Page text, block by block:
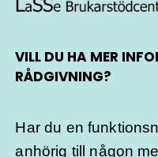
VILL DU HA MER
RÅDGIVNING?
Har du en
anhörig till någon